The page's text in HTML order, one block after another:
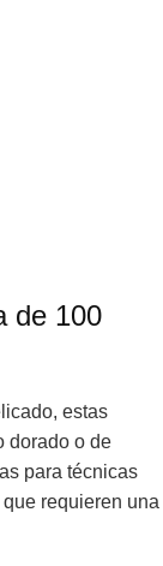
de 100
estas
dorado o de
para técnicas
requieren una